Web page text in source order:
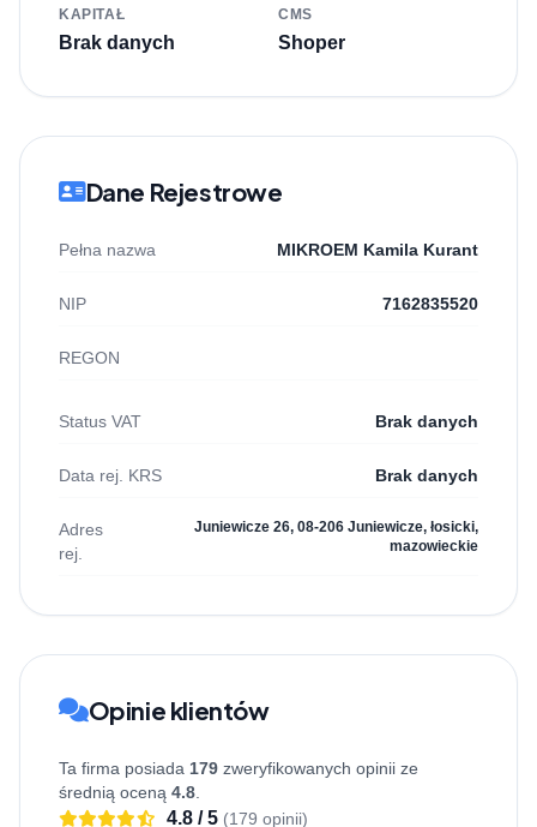
KAPITAŁ
Brak danych
CMS
Shoper
Dane Rejestrowe
Pełna nazwa MIKROEM Kamila Kurant
NIP 7162835520
REGON
Status VAT Brak danych
Data rej. KRS Brak danych
Adres
rej.
Juniewicze 26, 08-206 Juniewicze, łosicki,
mazowieckie
Opinie klientów
Ta firma posiada 179 zweryfikowanych opinii ze
średnią oceną 4.8
4.8 / 5 (179 opinii)